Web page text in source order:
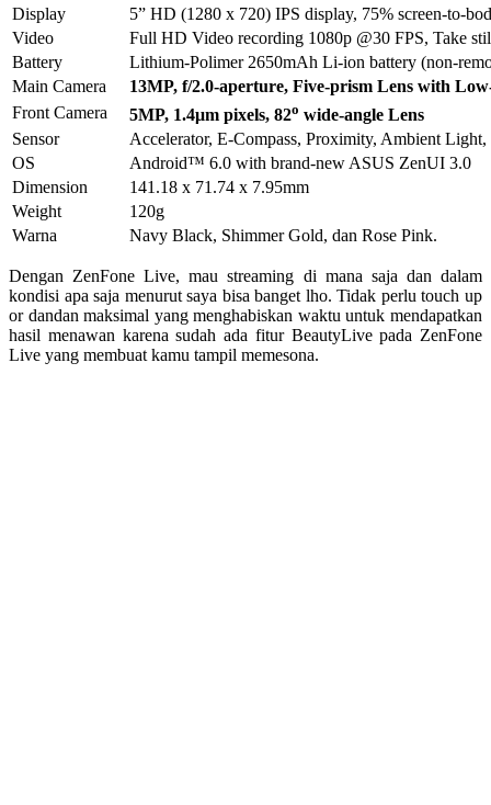
Display
5” HD (1280 x 720) IPS display, 75% screen-to-
Video
Full HD Video recording 1080p @30 FPS, Take
Battery
Lithium-Polimer 2650mAh Li-ion battery (non-
Main Camera
13MP, f/2.0-aperture, Five-prism Lens with
Front Camera
5MP, 1.4μm pixels, 82o wide-angle Lens
Sensor
Accelerator, E-Compass, Proximity, Ambient
OS
Android™ 6.0 with brand-new ASUS ZenUI 3.0
Dimension
141.18 x 71.74 x 7.95mm
Weight
120g
Warna
Navy Black, Shimmer Gold, dan Rose Pink.
Dengan ZenFone Live, mau streaming di mana saja dan dalam
kondisi apa saja menurut saya bisa banget lho. Tidak perlu touch up
or dandan maksimal yang menghabiskan waktu untuk mendapatkan
hasil menawan karena sudah ada fitur BeautyLive pada ZenFone
Live yang membuat kamu tampil memesona.